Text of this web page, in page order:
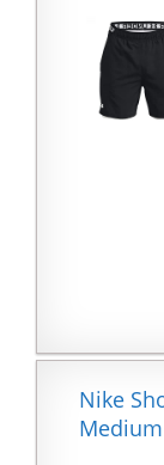
Nike